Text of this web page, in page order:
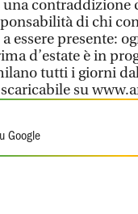
contraddizione
di chi
presente:
d’estate è in
tutti i giorni
scaricabile su
Google